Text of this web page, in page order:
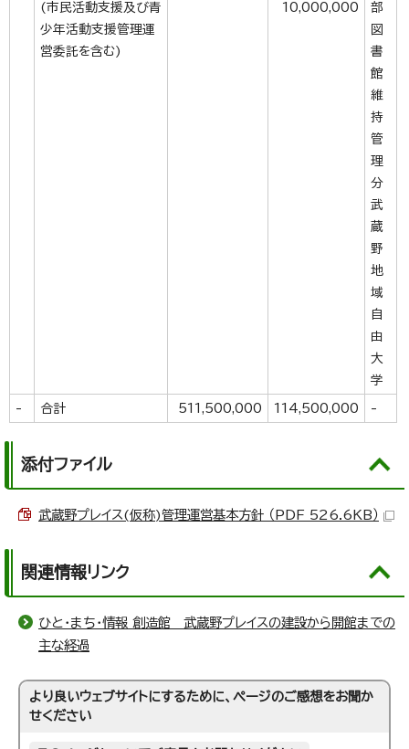
(市民活動支援及び青
少年活動支援管理運
営委託を含む)
10,000,000
部
図
書
館
維
持
管
理
分
武
蔵
野
地
域
自
由
大
学
- 合計 511,500,000 114,500,000 -
添付ファイル
武蔵野プレイス(仮称)管理運営基本方針 （PDF 526.6KB）
関連情報リンク
ひと・まち・情報 創造館 武蔵野プレイスの建設から開館までの
主な経過
より良いウェブサイトにするために、ページのご感想をお聞か
せください